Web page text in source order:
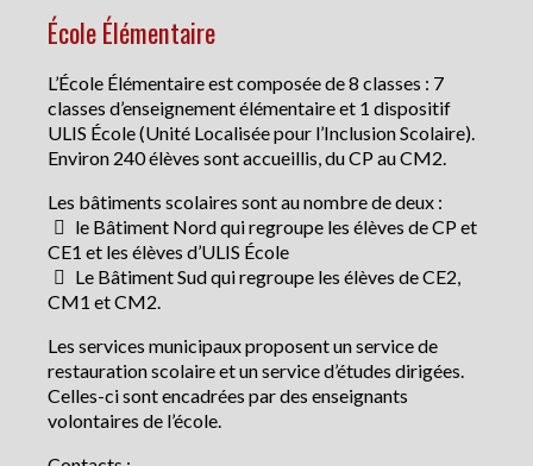
École Élémentaire
L’École Élémentaire est composée de 8 classes : 7
classes d’enseignement élémentaire et 1 dispositif
ULIS École (Unité Localisée pour l’Inclusion Scolaire).
Environ 240 élèves sont accueillis, du CP au CM2.
Les bâtiments scolaires sont au nombre de deux :
le Bâtiment Nord qui regroupe les élèves de CP et
CE1 et les élèves d’ULIS École
Le Bâtiment Sud qui regroupe les élèves de CE2,
CM1 et CM2.
Les services municipaux proposent un service de
restauration scolaire et un service d’études dirigées.
Celles-ci sont encadrées par des enseignants
volontaires de l’école.